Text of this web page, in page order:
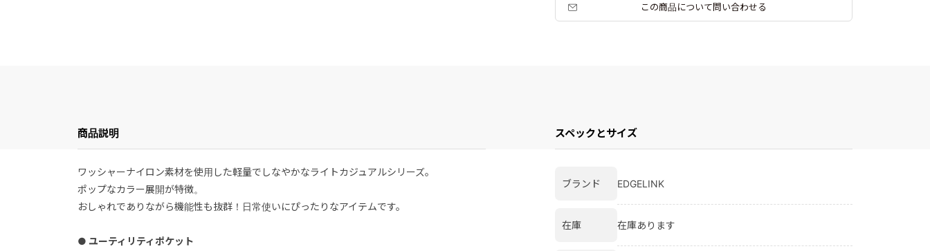
この商品について問い合わせる
商品説明
ワッシャーナイロン素材を使用した軽量でしなやかなライトカジュアルシリーズ。
ポップなカラー展開が特徴。
おしゃれでありながら機能性も抜群！日常使いにぴったりなアイテムです。
● ユーティリティポケット
スペックとサイズ
ブランド EDGELINK
在庫 在庫あります